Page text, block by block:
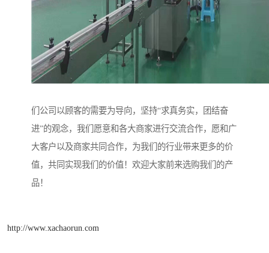
们公司以顾客的需要为导向，坚持“求真务实，团结奋
进”的观念，我们愿意和各大商家进行交流合作，愿和广
大客户以及商家共同合作，为我们的行业带来更多的价
值，共同实现我们的价值！欢迎大家前来选购我们的产
品！
http://www.xachaorun.com